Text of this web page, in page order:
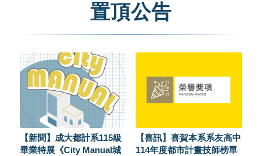
置頂公告
【新聞】成大都計系115級
畢業特展《City Manual城
【喜訊】喜賀本系系友高中
114年度都市計畫技師榜單